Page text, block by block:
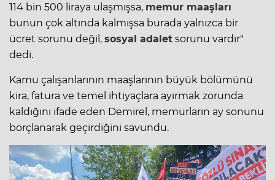
114 bin 500 liraya ulaşmışsa, memur maaşları
bunun çok altında kalmışsa burada yalnızca bir
ücret sorunu değil, sosyal adalet sorunu vardır"
dedi.
Kamu çalışanlarının maaşlarının büyük bölümünü
kira, fatura ve temel ihtiyaçlara ayırmak zorunda
kaldığını ifade eden Demirel, memurların ay sonunu
borçlanarak geçirdiğini savundu.